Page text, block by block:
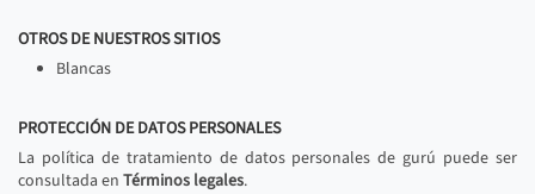
OTROS DE NUESTROS SITIOS
Blancas
PROTECCIÓN DE DATOS PERSONALES
La política de tratamiento de datos personales de gurú puede ser
consultada en Términos legales.